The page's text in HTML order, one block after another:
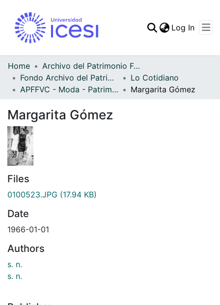
Statistics
Log In
Home
Archivo del Patrimonio Fotográfico y Fílmico del Valle del Cauca
Fondo Archivo del Patrimonio Fotográfico y Fílmico del Valle del Cauca
Lo Cotidiano
APFFVC - Moda - Patrimonial
Margarita Gómez
Margarita Gómez
Files
0100523.JPG (17.94 KB)
Date
1966-01-01
Authors
s. n.
s. n.